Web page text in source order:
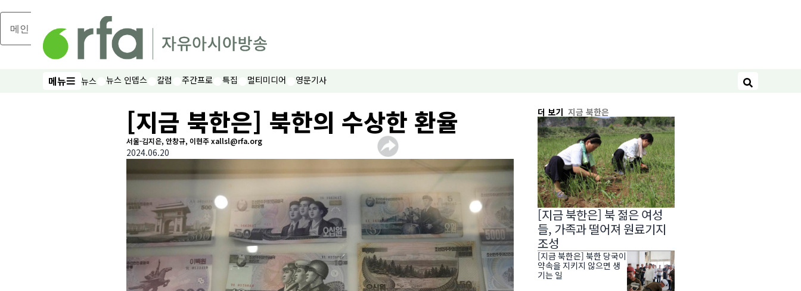
메인 콘텐츠로 건너뛰기
메뉴
메뉴 뉴스 뉴스 인뎁스 칼럼 주간프로 특집 멀티미디어 영문기사
검색
[지금 북한은] 북한의 수상한 환율
서울-김지은, 안창규, 이현주 xallsl@rfa.org
2024.06.20
더 보기 지금 북한은
[지금 북한은] 북 젊은 여성
들, 가족과 떨어져 원료기지
조성
[지금 북한은] 북한 당국이
약속을 지키지 않으면 생
기는 일